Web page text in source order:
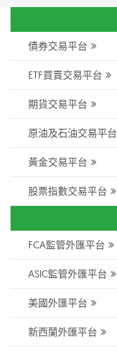
債券交易平台
ETF買賣交易平台
期貨交易平台
原油及石油交易平台
黃金交易平台
股票指數交易平台
FCA監管外匯平台
ASIC監管外匯平台
美國外匯平台
新西蘭外匯平台